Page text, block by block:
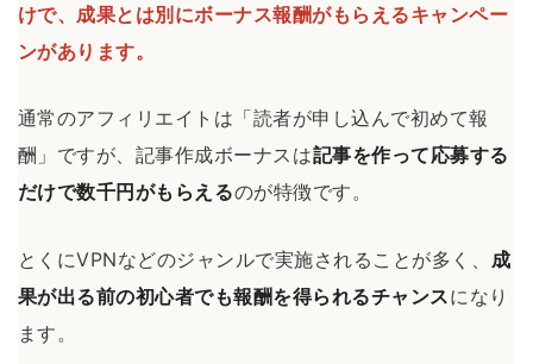
けで、成果とは別にボーナス報酬がもらえるキャンペー
ンがあります。
通常のアフィリエイトは「読者が申し込んで初めて報
酬」ですが、記事作成ボーナスは記事を作って応募する
だけで数千円がもらえるのが特徴です。
とくにVPNなどのジャンルで実施されることが多く、 成
果が出る前の初心者でも報酬を得られるチャンスになり
ます。